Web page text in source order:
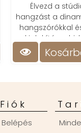
Élvezd a
hangzást a
hangszórókkal
kialakítással,
Fiók
Belépés